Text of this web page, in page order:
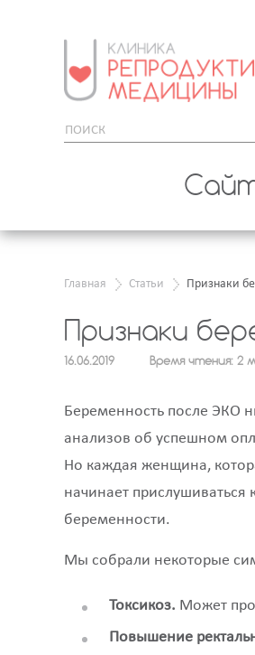
Главная Статьи Признаки
Признаки
16.06.2019 Время чтения: 2
Беременность после ЭКО
анализов об успешном
Но каждая женщина,
начинает
беременности.
Мы собрали некоторые
Токсикоз. Может
Повышение